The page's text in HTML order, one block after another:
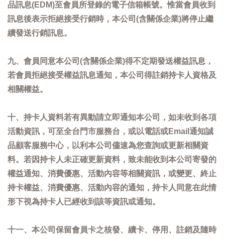
品訊息(EDM)至會員所登錄的電子信箱帳號。惟當會員收到
訊息後表示拒絕接受行銷時，本公司(含關係企業)將停止繼
續發送行銷訊息。
九、會員同意本公司(含關係企業)得不定期發送權益訊息，
若會員拒絕接受權益訊息通知，本公司得註銷持卡人資格及
相關權益。
十、持卡人資料若有異動請立即通知本公司，如未收到各項
活動資訊，可至全台門市服務台，或以電話或Email通知誠
品顧客服務中心，以利本公司儘速為您查詢或更新相關資
料。若因持卡人未正確更新資料，致未能收到本公司寄發的
權益通知、消費優惠、活動內容等相關資訊，或變更、終止
持卡權益、消費優惠、活動內容的通知，持卡人同意在此情
形下視為持卡人已經收到該等資訊或通知。
十一、本公司保留會員卡之核發、續卡、停用、註銷及隨時